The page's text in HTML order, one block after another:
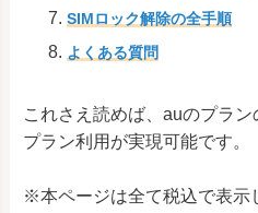
SIMロック解除の全手順
よくある質問
これさえ読めば、auのプラ
プラン利用が実現可能です。
※本ページは全て税込で表示